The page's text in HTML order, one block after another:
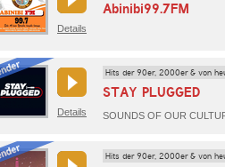
Details
Abinibi99.7FM
Details
Hits der 90er, 2000er & von
STAY PLUGGED
SOUNDS OF OUR
Hits der 90er, 2000er & von